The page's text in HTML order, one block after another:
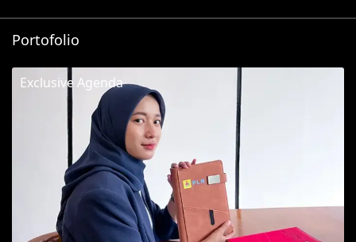
Portofolio
Exclusive Agenda